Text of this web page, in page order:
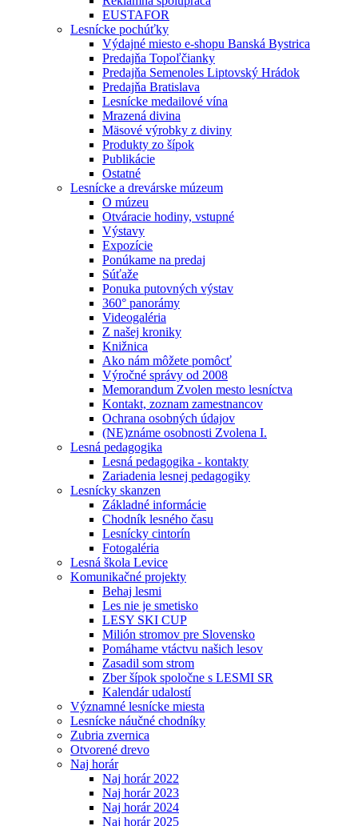
EUSTAFOR
Lesnícke pochúťky
Výdajné miesto e-shopu Banská Bystrica
Predajňa Topoľčianky
Predajňa Semenoles Liptovský Hrádok
Predajňa Bratislava
Lesnícke medailové vína
Mrazená divina
Mäsové výrobky z diviny
Produkty zo šípok
Publikácie
Ostatné
Lesnícke a drevárske múzeum
O múzeu
Otváracie hodiny, vstupné
Výstavy
Expozície
Ponúkame na predaj
Súťaže
Ponuka putovných výstav
360° panorámy
Videogaléria
Z našej kroniky
Knižnica
Ako nám môžete pomôcť
Výročné správy od 2008
Memorandum Zvolen mesto lesníctva
Kontakt, zoznam zamestnancov
Ochrana osobných údajov
(NE)známe osobnosti Zvolena I.
Lesná pedagogika
Lesná pedagogika - kontakty
Zariadenia lesnej pedagogiky
Lesnícky skanzen
Základné informácie
Chodník lesného času
Lesnícky cintorín
Fotogaléria
Lesná škola Levice
Komunikačné projekty
Behaj lesmi
Les nie je smetisko
LESY SKI CUP
Milión stromov pre Slovensko
Pomáhame vtáctvu našich lesov
Zasadil som strom
Zber šípok spoločne s LESMI SR
Kalendár udalostí
Významné lesnícke miesta
Lesnícke náučné chodníky
Zubria zvernica
Otvorené drevo
Naj horár
Naj horár 2022
Naj horár 2023
Naj horár 2024
Naj horár 2025